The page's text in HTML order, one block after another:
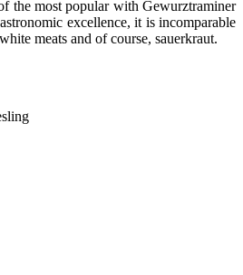
the most popular with Gewurztraminer
excellence, it is incomparable
meats and of course, sauerkraut.